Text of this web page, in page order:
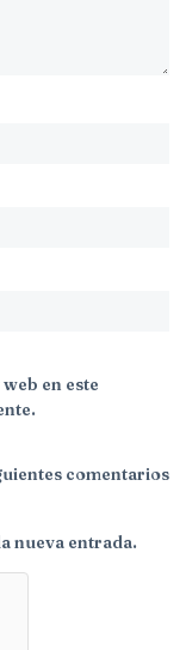
en este
comentarios
nueva entrada.